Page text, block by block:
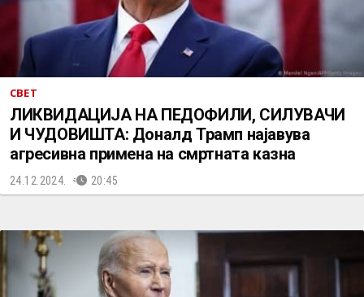
СВЕТ
ЛИКВИДАЦИЈА НА ПЕДОФИЛИ, СИЛУВАЧИ
И ЧУДОВИШТА: Доналд Трамп најавува
агресивна примена на смртната казна
24.12.2024. 20:45